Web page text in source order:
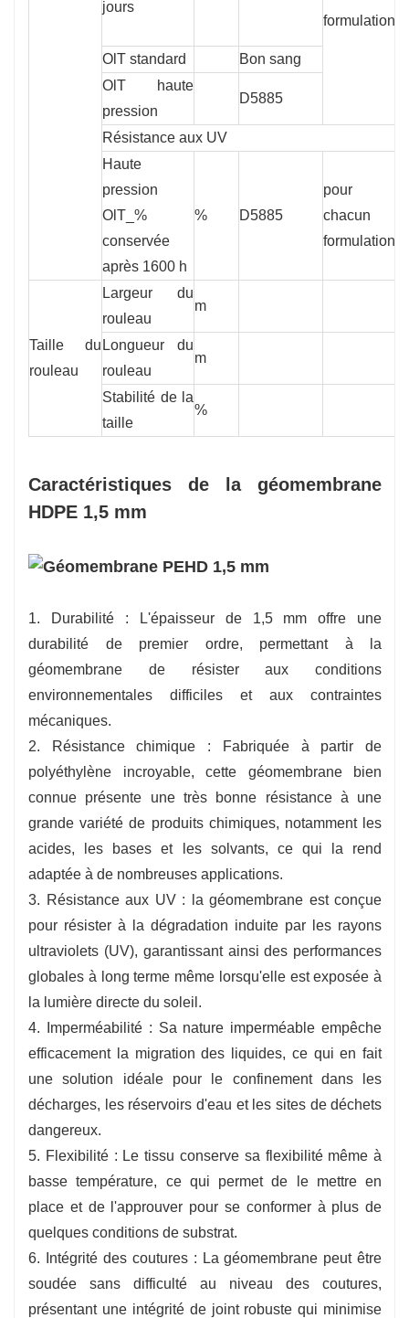
jours
formulation
OlT standard Bon sang
OlT haute
pression
D5885
Résistance aux UV
Haute
pression
OlT_%
conservée
après 1600 h
% D5885
pour
chacun
formulation
Taille du
rouleau
Largeur du
rouleau
m
Longueur du
rouleau
m
Stabilité de la
taille
%
Caractéristiques de la géomembrane
HDPE 1,5 mm
1. Durabilité : L'épaisseur de 1,5 mm offre une
durabilité de premier ordre, permettant à la
géomembrane de résister aux conditions
environnementales difficiles et aux contraintes
mécaniques.
2. Résistance chimique : Fabriquée à partir de
polyéthylène incroyable, cette géomembrane bien
connue présente une très bonne résistance à une
grande variété de produits chimiques, notamment les
acides, les bases et les solvants, ce qui la rend
adaptée à de nombreuses applications.
3. Résistance aux UV : la géomembrane est conçue
pour résister à la dégradation induite par les rayons
ultraviolets (UV), garantissant ainsi des performances
globales à long terme même lorsqu'elle est exposée à
la lumière directe du soleil.
4. Imperméabilité : Sa nature imperméable empêche
efficacement la migration des liquides, ce qui en fait
une solution idéale pour le confinement dans les
décharges, les réservoirs d'eau et les sites de déchets
dangereux.
5. Flexibilité : Le tissu conserve sa flexibilité même à
basse température, ce qui permet de le mettre en
place et de l'approuver pour se conformer à plus de
quelques conditions de substrat.
6. Intégrité des coutures : La géomembrane peut être
soudée sans difficulté au niveau des coutures,
présentant une intégrité de joint robuste qui minimise